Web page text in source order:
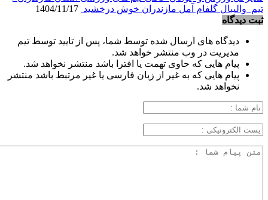
تیم والیبال گلفام آمل مازندران خوش درخشید
ثبت دیدگاه
دیدگاه های ارسال شده توسط شما، پس از تایید توسط تیم
مدیریت در وب منتشر خواهد شد.
پیام هایی که حاوی تهمت یا افترا باشد منتشر نخواهد شد.
پیام هایی که به غیر از زبان فارسی یا غیر مرتبط باشد منتشر
نخواهد شد.